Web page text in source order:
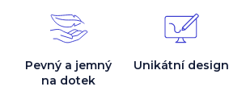
Pevný a jemný
na dotek
Unikátní design